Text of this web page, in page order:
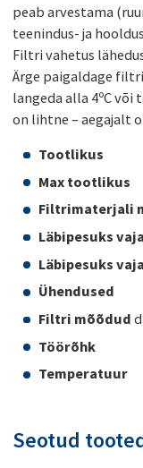
peab arvestama
teenindus- ja
Filtri vahetus
Ärge paigaldage
langeda alla 4ºC või
on lihtne – aegajalt
Tootlikus
Max tootlikus
Filtrimaterjali
Läbipesuks
Läbipesuks
Ühendused
Filtri mõõdud
Töörõhk 3
Seotud